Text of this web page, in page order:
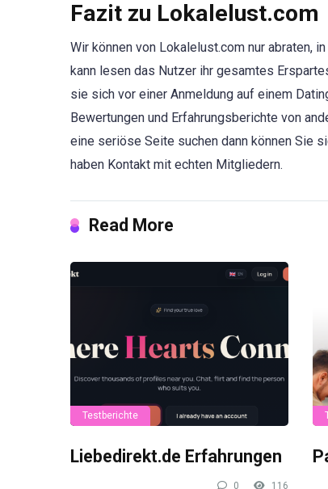
Fazit zu Lokalelust.com
Wir können von Lokalelust.com nur abraten,
kann lesen das Nutzer ihr gesamtes
sie sich vor einer Anmeldung auf einem
Bewertungen und Erfahrungsberichte von
eine seriöse Seite suchen dann können Sie
haben Kontakt mit echten Mitgliedern.
Read More
Testberichte
Liebedirekt.de Erfahrungen
0 116